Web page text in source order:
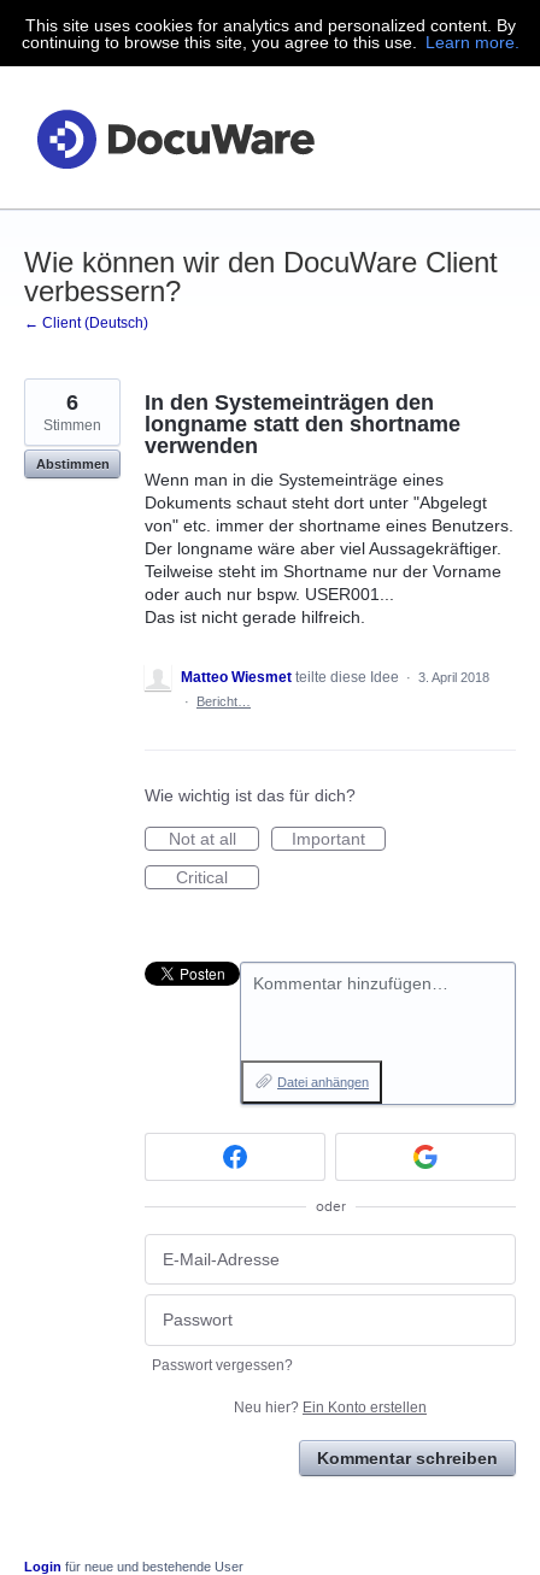
Zum
Inhalt
This site uses cookies for analytics and personalized content. By
continuing to browse this site, you agree to this use.
Learn more.
Wie können wir den DocuWare Client
verbessern?
← Client (Deutsch)
In den Systemeinträgen den
longname statt den shortname
verwenden
Wenn man in die Systemeinträge eines
Dokuments schaut steht dort unter "Abgelegt
von" etc. immer der shortname eines Benutzers.
Der longname wäre aber viel Aussagekräftiger.
Teilweise steht im Shortname nur der Vorname
oder auch nur bspw. USER001...
Das ist nicht gerade hilfreich.
6
Stimmen
Abstimmen
Matteo Wiesmet teilte diese Idee · 3. April 2018
·
Bericht…
Wie wichtig ist das für dich?
Not at all
Important
Critical
Kommentar hinzufügen…
Datei anhängen
oder
Passwort vergessen?
Neu hier? Ein Konto erstellen
Kommentar schreiben
Login für neue und bestehende User